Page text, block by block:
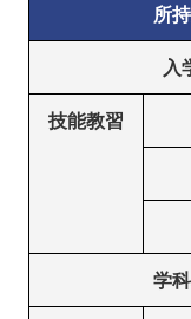
所
入
技能教習
学